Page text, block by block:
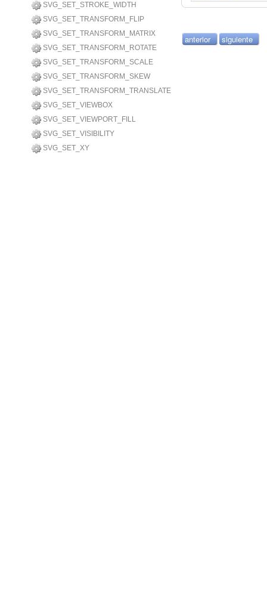
SVG_SET_STROKE_WIDTH
SVG_SET_TRANSFORM_FLIP
SVG_SET_TRANSFORM_MATRIX
SVG_SET_TRANSFORM_ROTATE
SVG_SET_TRANSFORM_SCALE
SVG_SET_TRANSFORM_SKEW
SVG_SET_TRANSFORM_TRANSLATE
SVG_SET_VIEWBOX
SVG_SET_VIEWPORT_FILL
SVG_SET_VISIBILITY
SVG_SET_XY
anterior siguiente